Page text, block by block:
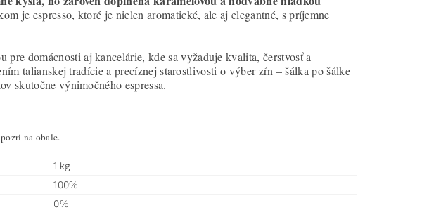
je espresso, ktoré je nielen aromatické, ale aj elegantné, s príjemne
pre domácnosti aj kancelárie, kde sa vyžaduje kvalita, čerstvosť a
talianskej tradície a precíznej starostlivosti o výber zŕn – šálka po šálke
skutočne výnimočného espressa.
na obale.
1 kg
100%
0%